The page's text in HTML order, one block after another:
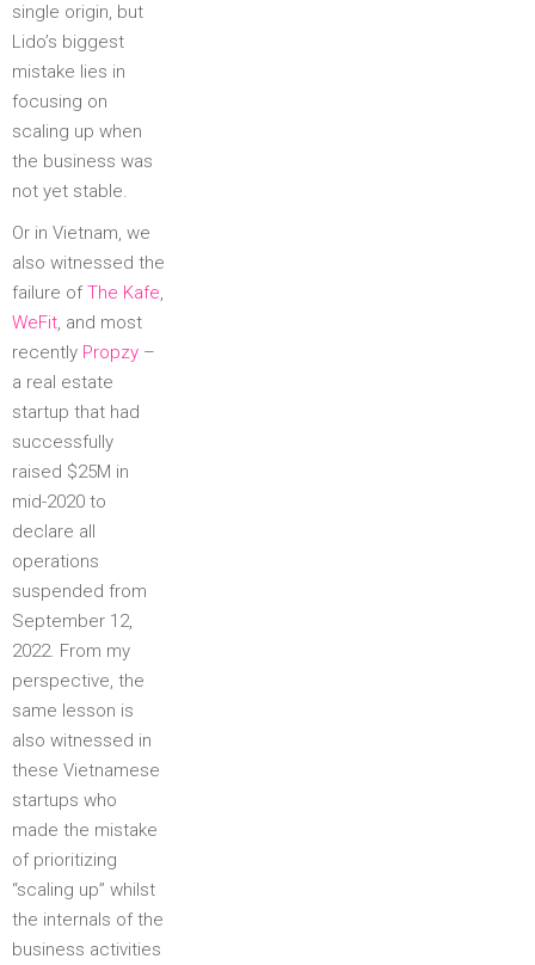
single origin, but
Lido’s biggest
mistake lies in
focusing on
scaling up when
the business was
not yet stable.
Or in Vietnam, we
also witnessed the
failure ofThe Kafe,
WeFit, and most
recently Propzy –
a real estate
startup that had
successfully
raised $25M in
mid-2020 to
declare all
operations
suspended from
September 12,
2022. From my
perspective, the
same lesson is
also witnessed in
these Vietnamese
startups who
made the mistake
of prioritizing
“scaling up” whilst
the internals of the
business activities